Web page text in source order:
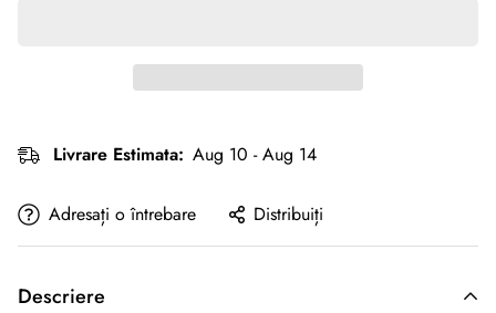
Livrare Estimata: Aug 10 - Aug 14
Adresați o întrebare Distribuiți
Descriere